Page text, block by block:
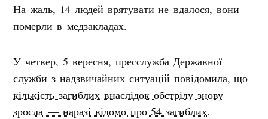
На жаль, 14 людей врятувати не вдалося, вони
померли в медзакладах.
У четвер, 5 вересня, пресслужба Державної
служби з надзвичайних ситуацій повідомила, що
кількість загиблих внаслідок обстрілу знову
зросла — наразі відомо про 54 загиблих.